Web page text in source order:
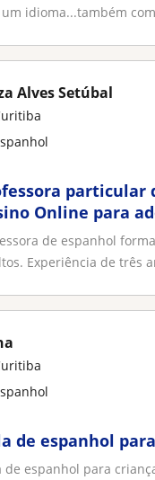
idioma...também
Alves Setúbal
particular
Online para
de espanhol
Experiência de três
de espanhol
de espanhol para